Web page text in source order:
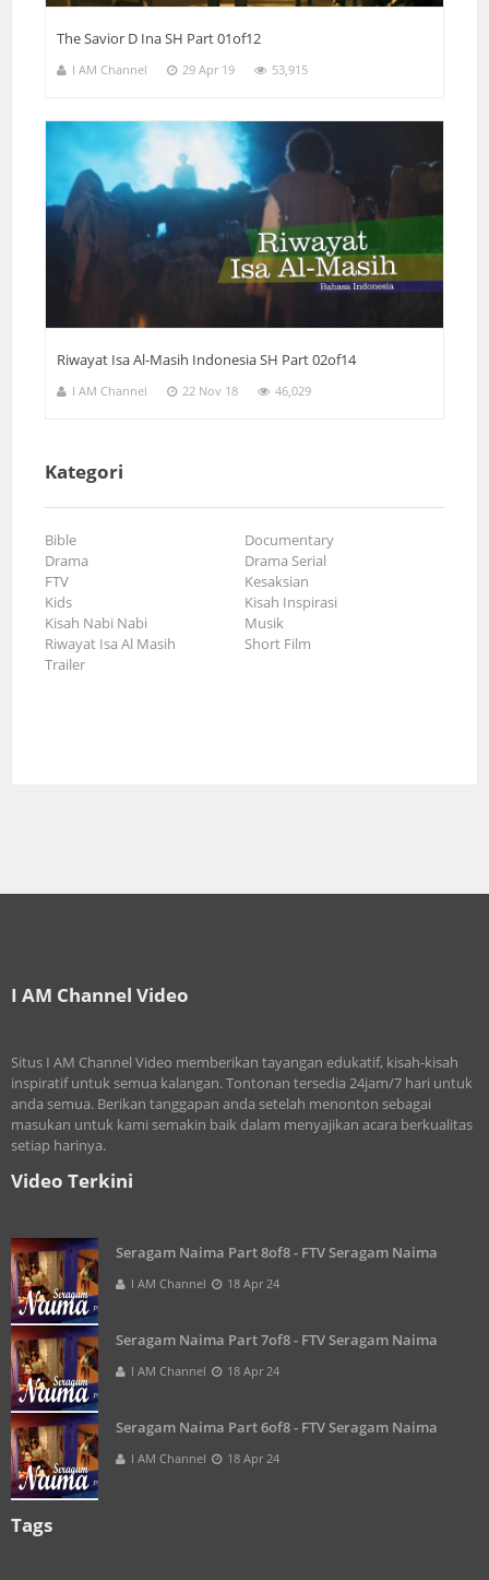
The Savior D Ina SH Part 01of12
I AM Channel 29 Apr 19 53,915
Riwayat Isa Al-Masih Indonesia SH Part 02of14
I AM Channel 22 Nov 18 46,029
Kategori
Bible
Documentary
Drama
Drama Serial
FTV
Kesaksian
Kids
Kisah Inspirasi
Kisah Nabi Nabi
Musik
Riwayat Isa Al Masih
Short Film
Trailer
I AM Channel Video
Situs I AM Channel Video memberikan tayangan edukatif, kisah-kisah
inspiratif untuk semua kalangan. Tontonan tersedia 24jam/7 hari untuk
anda semua. Berikan tanggapan anda setelah menonton sebagai
masukan untuk kami semakin baik dalam menyajikan acara berkualitas
setiap harinya.
Video Terkini
Seragam Naima Part 8of8 - FTV Seragam Naima
I AM Channel 18 Apr 24
Seragam Naima Part 7of8 - FTV Seragam Naima
I AM Channel 18 Apr 24
Seragam Naima Part 6of8 - FTV Seragam Naima
I AM Channel 18 Apr 24
Tags